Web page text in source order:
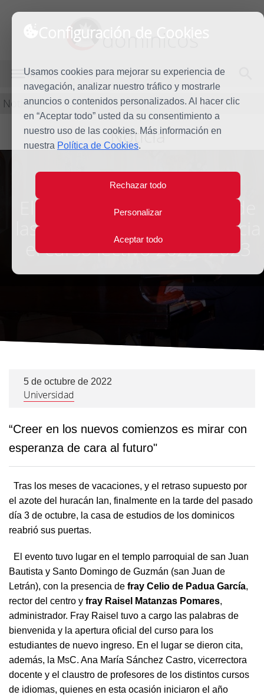
Configuración de Cookies
Usamos cookies para mejorar su experiencia de
navegación, analizar nuestro tráfico y mostrarle
anuncios o contenidos personalizados. Al hacer clic
en “Aceptar todo” usted da su consentimiento a
nuestro uso de las cookies. Más información en
nuestra Política de Cookies.
Rechazar todo
Personalizar
Aceptar todo
dominicos
MENÚ
Noticias
Noticia
El Centro Fray Bartolomé de
las Casas de La Habana inicia
el curso lectivo 2022- 2023
5 de octubre de 2022
Universidad
“Creer en los nuevos comienzos es mirar con
esperanza de cara al futuro"
Tras los meses de vacaciones, y el retraso supuesto por
el azote del huracán Ian, finalmente en la tarde del pasado
día 3 de octubre, la casa de estudios de los dominicos
reabrió sus puertas.
El evento tuvo lugar en el templo parroquial de san Juan
Bautista y Santo Domingo de Guzmán (san Juan de
Letrán), con la presencia de fray Celio de Padua García,
rector del centro y fray Raisel Matanzas Pomares,
administrador. Fray Raisel tuvo a cargo las palabras de
bienvenida y la apertura oficial del curso para los
estudiantes de nuevo ingreso. En el lugar se dieron cita,
además, la MsC. Ana María Sánchez Castro, vicerrectora
docente y el claustro de profesores de los distintos cursos
de idiomas, quienes en esta ocasión iniciaron el año